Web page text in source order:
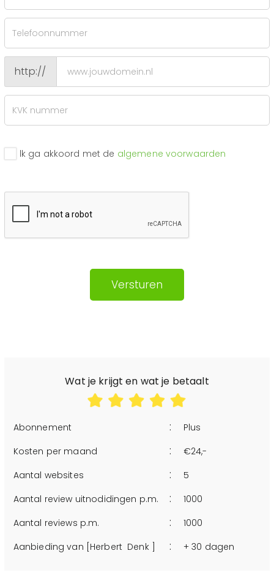
http://
lk ga akkoord met de algemene voorwaarden
Wat je krijgt en wat je betaalt
Abonnement :
Plus
Kosten per maand
:
€24,-
Aantal websites
:
5
Aantal review uitnodidingen p.m.
:
1000
Aantal reviews p.m.
:
1000
Aanbieding van [Herbert Denk ]
: + 30 dagen